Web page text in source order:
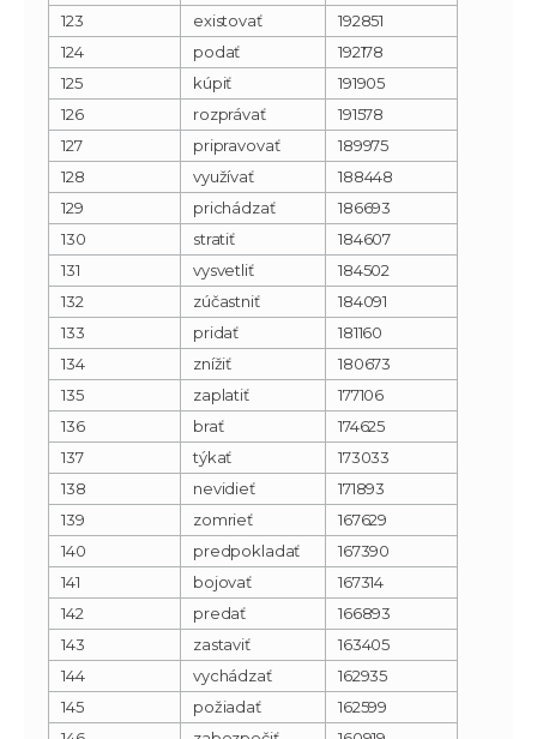
123
existovať
192851
124
podať
192178
125
kúpiť
191905
126
rozprávať
191578
127
pripravovať
189975
128
využívať
188448
129
prichádzať
186693
130
stratiť
184607
131
vysvetliť
184502
132
zúčastniť
184091
133
pridať
181160
134
znížiť
180673
135
zaplatiť
177106
136
brať
174625
137
týkať
173033
138
nevidieť
171893
139
zomrieť
167629
140
predpokladať
167390
141
bojovať
167314
142
predať
166893
143
zastaviť
163405
144
vychádzať
162935
145
požiadať
162599